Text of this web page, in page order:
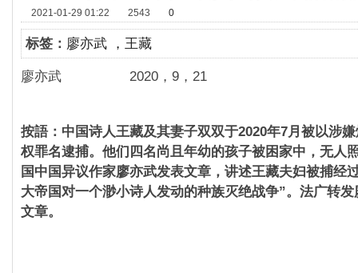
2021-01-29 01:22 2543 0
标签： 廖亦武 ，王藏
廖亦武 2020，9，21
按語：中国诗人王藏及其妻子双双于2020年7月被以涉
权罪名逮捕。他们四名尚且年幼的孩子被困家中，无人
国中国异议作家廖亦武发表文章，讲述王藏夫妇被捕经
大帝国对一个渺小诗人发动的种族灭绝战争”。法广转
文章。